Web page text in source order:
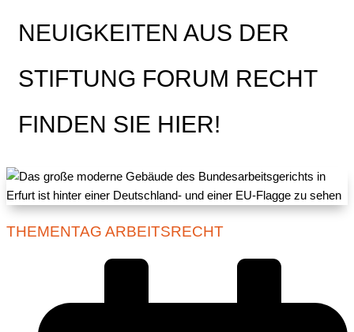
NEUIGKEITEN AUS DER
STIFTUNG FORUM RECHT
FINDEN SIE HIER!
THEMENTAG ARBEITSRECHT